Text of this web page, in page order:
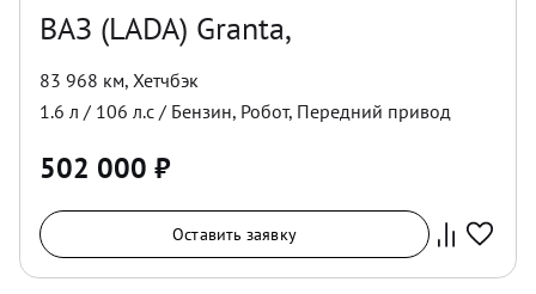
ВАЗ (LADA) Granta,
83 968 км, Хетчбэк
1.6 л / 106 л.с / Бензин, Робот, Передний привод
502 000 ₽
Оставить заявку